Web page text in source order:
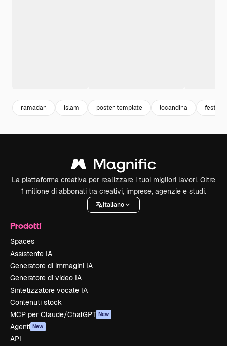
ramadan islam poster template locandina
La piattaforma creativa per realizzare i tuoi migliori lavori. Oltre
1 milione di abbonati tra creativi, imprese, agenzie e studi.
Italiano
Prodotti
Spaces
Assistente IA
Generatore di immagini IA
Generatore di video IA
Sintetizzatore vocale IA
Contenuti stock
MCP per Claude/ChatGPT New
Agenti New
API